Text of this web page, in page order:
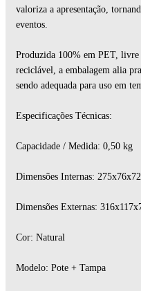
valoriza a apresentação,
eventos.
Produzida 100% em PET,
reciclável, a embalagem alia
sendo adequada para uso em
Especificações Técnicas:
Capacidade / Medida: 0,50 kg
Dimensões Internas: 275x76x72
Dimensões Externas:
Cor: Natural
Modelo: Pote + Tampa